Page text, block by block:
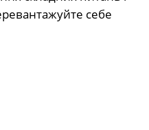
себе